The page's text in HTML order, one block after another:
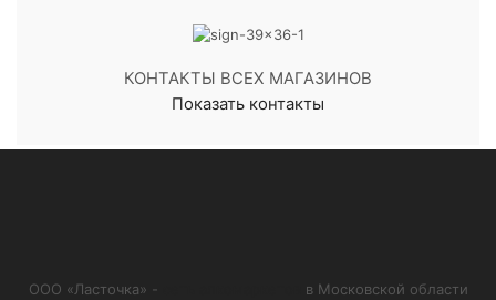
КОНТАКТЫ ВСЕХ МАГАЗИНОВ
Показать контакты
ООО «Ласточка» -
в Московской области